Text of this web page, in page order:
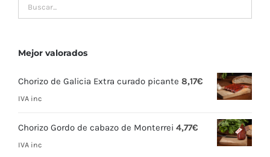
Mejor valorados
Chorizo de Galicia Extra curado picante 8,17€
IVA inc
Chorizo Gordo de cabazo de Monterrei 4,77€
IVA inc